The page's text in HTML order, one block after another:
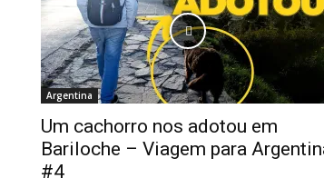
Argentina
Um cachorro nos adotou em
Bariloche – Viagem para
#4